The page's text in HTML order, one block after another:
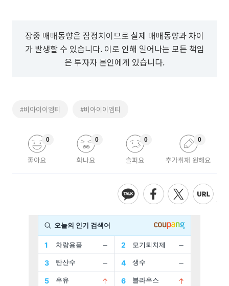
장중 매매동향은 잠정치이므로 실제 매매동향과 차이
가 발생할 수 있습니다. 이로 인해 일어나는 모든 책임
은 투자자 본인에게 있습니다.
#비아이이엠티 #비아이이엠티
좋아요
0
화나요
0
슬퍼요
0
추가취재 원해요
0